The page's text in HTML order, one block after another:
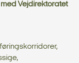
Vejdirektoratet